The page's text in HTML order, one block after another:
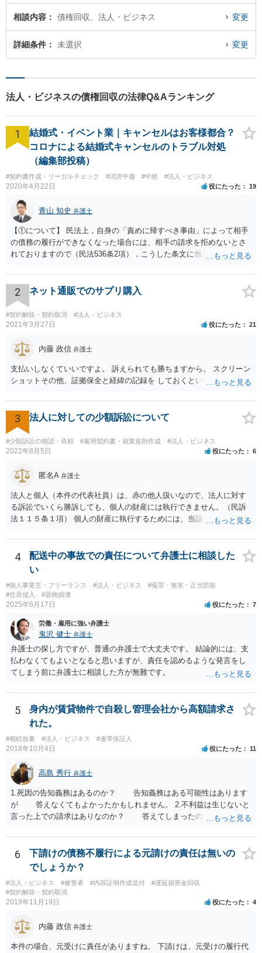
相談内容 債権回収、法人・ビジネス 変更
詳細条件 未選択 変更
法人・ビジネスの債権回収の法律Q&Aランキング
1
結婚式・イベント業｜キャンセルはお客様都合？
コロナによる結婚式キャンセルのトラブル対処
（編集部投稿）
#契約書作成・リーガルチェック #誹謗中傷 #中絶 #法人・ビジネス
2020年4月22日 役にたった 19
青山 知史 弁護士
【①について】 民法上，自身の「責めに帰すべき事由」によって相手
の債務の履行ができなくなった場合には、相手の請求を拒めないとさ
れておりますので（民法536条2項），こうした条文に当たるかが問題
現在の各宣言や要請は，強制力のあるものではなく，震災等で対象施
設が滅失してしまった場合と異なり，挙式等自体が物理的に不可能に
なったとまではいえないかと思われます。こうした中で，顧客の判断
でキャンセルを申し出たとすれば，形式的には顧客側に帰責性があっ
たといえる可能性は考えられます。 一方で，実質的に考えた場合，集
婚式場等の施設についても，解釈によっては集会に供する施設の1つと
解釈を採った場合，強制力はないまでも，事実上挙式等の実施が困難
となる外部的要因があったとして，顧客の「責めに帰すべき事由」が
め，安易に請求ができると考えるのは危険かと思われます。 なお，仮
に全額の請求が不可能となっても，これまでに生じた費用や打合せ相
当分の報酬の範囲であれば，中途終了時の委任事務への報酬請求や不
当利得返還請求として，支払いを求められる可能性はあるかと思われ
えない場合，基本的には代理人を介した交渉や，法的手続きを取るこ
確実に認められる事案ではないと思われるため，法的手続きまでは行
わず，協議によって適切な範囲での支払いに関する合意を目指す方が
良いかと思われます。 【③について】 事実か否かにかかわらず，相手
は，発信者自身の情報の開示を受けた上で，発進した当人に対する損
害賠償請求等を行うことも可能です。
2 ネット通販でのサプリ購入
#契約解除・契約取消 #法人・ビジネス
2021年3月27日 役にたった 21
内藤 政信 弁護士
支払いしなくていいですよ。 訴えられても勝ちますから。 スクリーン
ショットその他、証拠保全と経緯の記録を しておくといいでしょう。
3 法人に対しての少額訴訟について
#少額訴訟の相談・依頼 #雇用契約書・就業規則作成 #法人・ビジネス
2022年8月5日 役にたった 6
匿名A 弁護士
法人と個人（本件の代表社員）は、赤の他人扱いなので、法人に対す
る訴訟でいくら勝訴しても、個人の財産には執行できません。（民訴
法１１５条１項） 個人の財産に執行するためには、当該個人に対して
ります。貴殿が被告になった場合は、「彼氏」の干渉を受けずに応訴
することができます。「彼女」氏は、故意又は重過失を立証する必要
があります。 なお、仮に会社法４２９条の責任が認められ敗訴した場
３０条）。「彼女」氏は、５０万円の範囲内でどちらにいくら請求し
てもよく、支払った人はその半額をもう一人の代表社員に請求（求
4
配送中の事故での責任について弁護士に相談した
い
#個人事業主・フリーランス #法人・ビジネス
#冤罪・無実・正当防衛
#住居侵入
#器物損壊
2025年6月17日 役にたった 7
労働・雇用に強い弁護士
鬼沢 健士 弁護士
弁護士の探し方ですが、普通の弁護士で大丈夫です。 結論的には、支
払わなくてもよいとなると思いますが、責任を認めるような発言をし
てしまう前に弁護士に相談した方が無難です。
5
身内が賃貸物件で自殺し管理会社から高額請求さ
れた。
#相続放棄 #法人・ビジネス #連帯保証人
2018年10月4日 役にたった 11
高島 秀行 弁護士
1.死因の告知義務はあるのか？ 告知義務はある可能性はあります
が 答えなくてもよかったかもしれません。 2.不利益は生じないと
言った上での請求はありなのか？ 答えてしまったので請求されて
明できれば 信義則違反という主張をすることができる可能性があ
ります。 3.請求額は妥当なのか？ 自殺した場合、約２年分の賃料
が損害となるというのが判例です。
6
下請けの債務不履行による元請けの責任は無いの
でしょうか？
#法人・ビジネス #被害者 #内容証明作成送付
#遅延損害金回収
#契約解除・契約取消
2019年11月19日 役にたった 4
内藤 政信 弁護士
本件の場合、元受けに責任がありますね。 下請けは、元受けの履行代